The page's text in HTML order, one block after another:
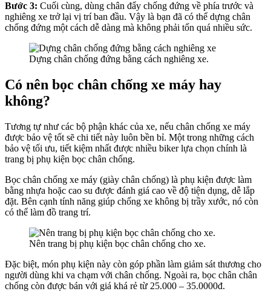
Bước 3: Cuối cùng, dùng chân đẩy chống đứng về phía trước và
nghiêng xe trở lại vị trí ban đầu. Vậy là bạn đã có thể dựng chân
chống đứng một cách dễ dàng mà không phải tốn quá nhiều sức.
Dựng chân chống đứng bằng cách nghiêng xe.
Có nên bọc chân chống xe máy hay
không?
Tương tự như các bộ phận khác của xe, nếu chân chống xe máy
được bảo vệ tốt sẽ chi tiết này luôn bền bỉ. Một trong những cách
bảo vệ tối ưu, tiết kiệm nhất được nhiều biker lựa chọn chính là
trang bị phụ kiện bọc chân chống.
Bọc chân chống xe máy (giày chân chống) là phụ kiện được làm
bằng nhựa hoặc cao su được đánh giá cao về độ tiện dụng, dễ lắp
đặt. Bên cạnh tính năng giúp chống xe không bị trầy xước, nó còn
có thể làm đồ trang trí.
Nên trang bị phụ kiện bọc chân chống cho xe.
Đặc biệt, món phụ kiện này còn góp phần làm giảm sát thương cho
người dùng khi va chạm với chân chống. Ngoài ra, bọc chân chân
chống còn được bán với giá khá rẻ từ 25.000 – 35.0000đ.